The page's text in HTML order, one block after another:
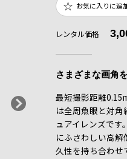
お気に入りに追
レンタル価格
さまざまな画角
最短撮影距離
は全周魚眼と対
ュアイレンズで
にふさわしい高
久性を持ち合わせ